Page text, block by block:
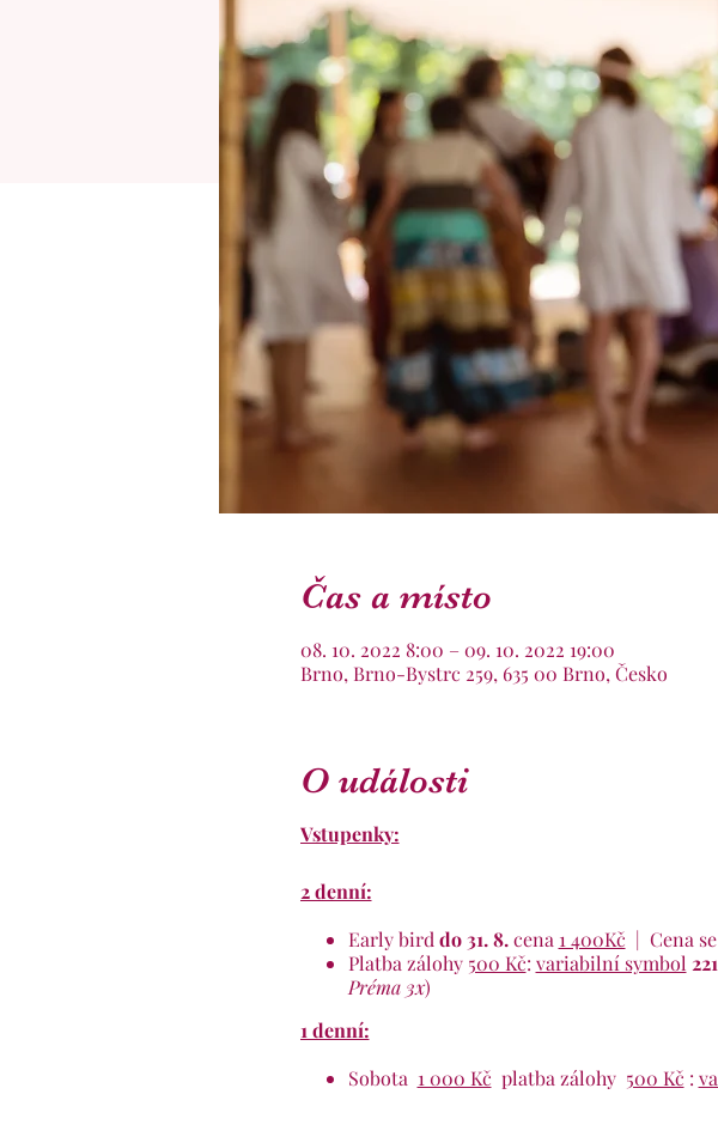
Čas a místo
08. 10. 2022 8:00 – 09. 10. 2022 19:00
Brno, Brno-Bystrc 259, 635 00 Brno, Česko
O události
Vstupenky:
2 denní:
Early bird do 31. 8.cena 1 400Kč | Cena
Platba zálohy 500 Kč: variabilní symbol
Préma 3x)
1 denní:
Sobota 1 000 Kč platba zálohy 500 Kč :